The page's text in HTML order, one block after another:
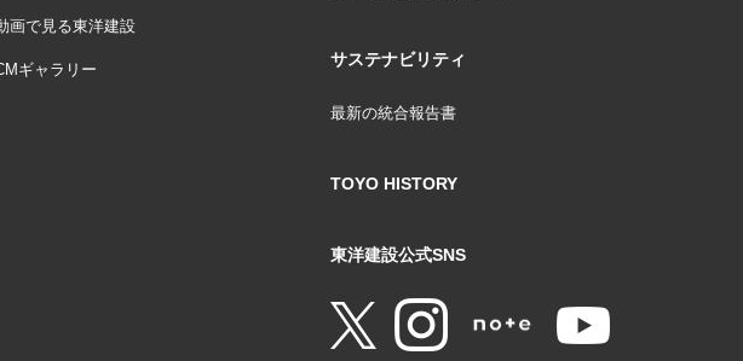
画で見る東洋建設
ギャラリー
サステナビリティ
最新の統合報告書
TOYO HISTORY
東洋建設公式SNS